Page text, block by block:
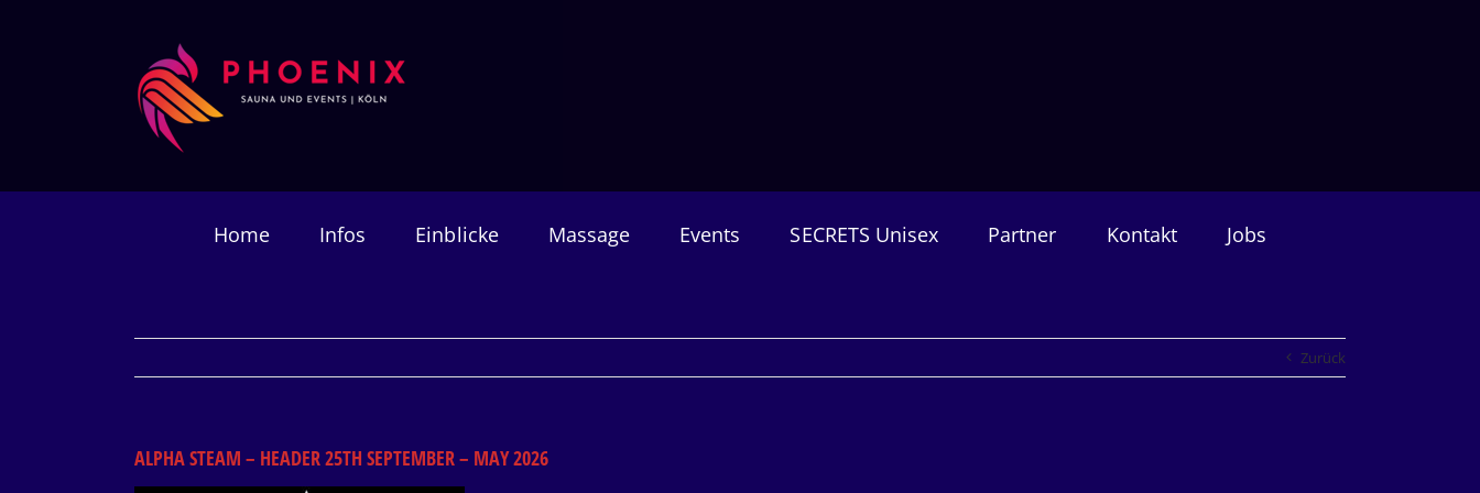
Home Infos Einblicke Massage Events SECRETS Unisex Partner Kontakt Jobs
Zurück
ALPHA STEAM – HEADER 25TH SEPTEMBER – MAY 2026